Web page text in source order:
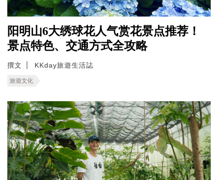
阳明山6大绣球花人气赏花景点推荐！
景点特色、交通方式全攻略
撰文 KKday旅遊生活誌
旅遊文化